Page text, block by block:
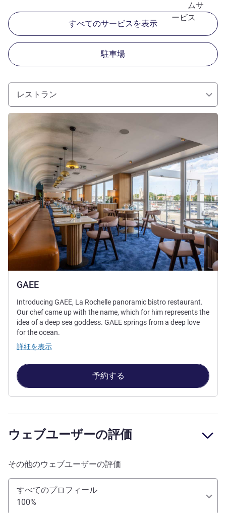
ムサ
ービス
すべてのサービスを表示
駐車場
レストラン
GAEE
詳細を表示
Introducing GAEE, La Rochelle panoramic bistro restaurant.
Our chef came up with the name, which for him represents the
idea of a deep sea goddess. GAEE springs from a deep love
for the ocean.
詳細を表示
予約する
ウェブユーザーの評価
その他のウェブユーザーの評価
すべてのプロフィール
100%